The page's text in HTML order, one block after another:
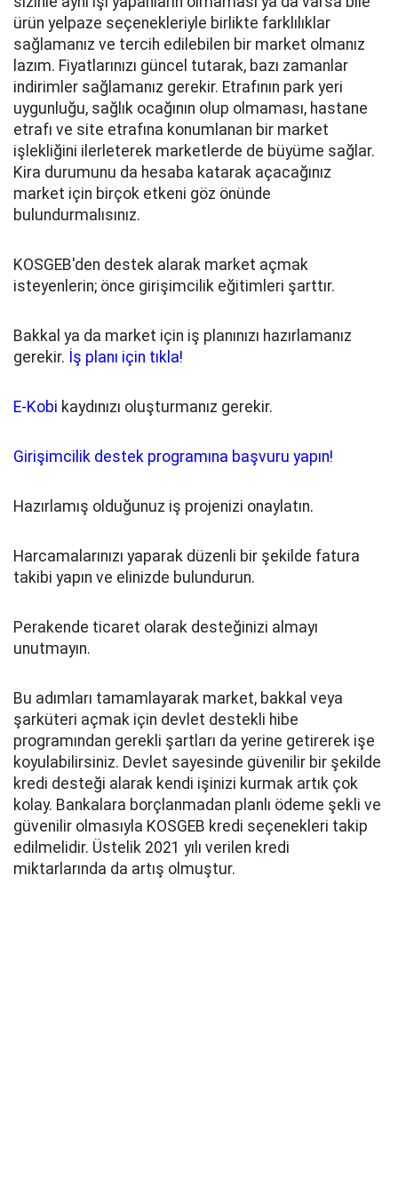
ürün yelpaze seçenekleriyle birlikte farklılıklar
sağlamanız ve tercih edilebilen bir market olmanız
lazım. Fiyatlarınızı güncel tutarak, bazı zamanlar
indirimler sağlamanız gerekir. Etrafının park yeri
uygunluğu, sağlık ocağının olup olmaması, hastane
etrafı ve site etrafına konumlanan bir market
işlekliğini ilerleterek marketlerde de büyüme sağlar.
Kira durumunu da hesaba katarak açacağınız
market için birçok etkeni göz önünde
bulundurmalısınız.
KOSGEB'den destek alarak market açmak
isteyenlerin; önce girişimcilik eğitimleri şarttır.
Bakkal ya da market için iş planınızı hazırlamanız
gerekir. İş planı için tıkla!
E-Kobi kaydınızı oluşturmanız gerekir.
Girişimcilik destek programına başvuru yapın!
Hazırlamış olduğunuz iş projenizi onaylatın.
Harcamalarınızı yaparak düzenli bir şekilde fatura
takibi yapın ve elinizde bulundurun.
Perakende ticaret olarak desteğinizi almayı
unutmayın.
Bu adımları tamamlayarak market, bakkal veya
şarküteri açmak için devlet destekli hibe
programından gerekli şartları da yerine getirerek işe
koyulabilirsiniz. Devlet sayesinde güvenilir bir şekilde
kredi desteği alarak kendi işinizi kurmak artık çok
kolay. Bankalara borçlanmadan planlı ödeme şekli ve
güvenilir olmasıyla KOSGEB kredi seçenekleri takip
edilmelidir. Üstelik 2021 yılı verilen kredi
miktarlarında da artış olmuştur.